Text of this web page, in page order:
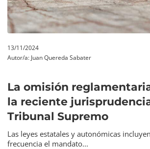
13/11/2024
Autor/a: Juan Quereda Sabater
La omisión
la reciente
Tribunal Supremo
Las leyes estatales y autonómicas
frecuencia el mandato...